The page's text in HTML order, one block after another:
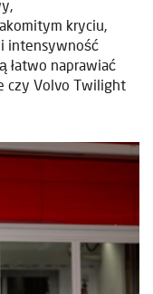
kryciu,
intensywność
łatwo naprawiać
czy Volvo Twilight